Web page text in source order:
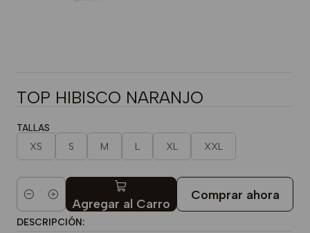
TOP HIBISCO NARANJO
TALLAS
XS S M L XL XXL
Cantidad Agregar al Carro
Comprar ahora
DESCRIPCIÓN: